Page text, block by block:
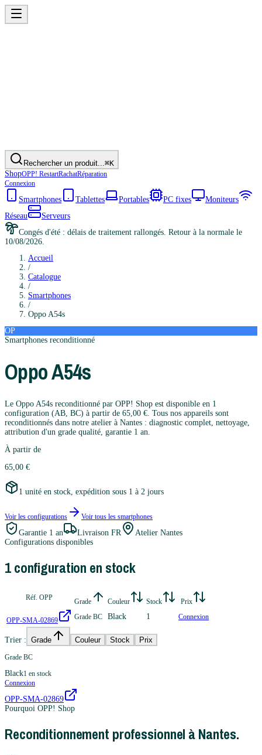
Rechercher un produit...⌘K
ShopOPP! RestartRachatRéparation
Connexion
Smartphones Tablettes Portables PC fixes
Moniteurs
Réseau
Serveurs
Congés d'été : délais de traitement rallongés. Retour à la normale le
10/08/2026.
Accueil
/
Catalogue
/
Smartphones
/
Oppo A54s
OP
Smartphones reconditionné
OppoA54s
Le Oppo A54s reconditionné par OPP! Shop est disponible en 1
configuration (AB, BC) à partir de 65,00 €. Tous nos appareils sont
reconditionnés dans notre atelier à Nantes : diagnostic complet, nettoyage,
attribution d'un grade qualité, garantie 1 an.
À partir de
65,00 €
1 unité en stock, expédition sous 1 à 2 jours
Voir les configurations Voir tous les smartphones
Garantie 1 an Livraison FR
Atelier Nantes
Configurations disponibles
1configuration en stock
Réf. OPP Grade Couleur Stock Prix
OPP-SMA-02869 Grade BC Black 1 Connexion
Trier : Grade Couleur Stock Prix
Grade BC
Black1 en stock
Connexion
OPP-SMA-02869
Pourquoi OPP! Shop
Reconditionnement professionnel à Nantes.